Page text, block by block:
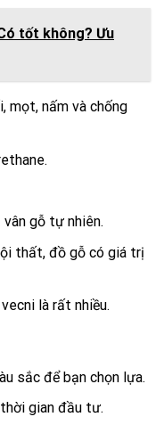
tốt không? Ưu
mọt, nấm và chống
gỗ tự nhiên.
thất, đồ gỗ có giá trị
là rất nhiều.
sắc để bạn chọn lựa.
gian đầu tư.